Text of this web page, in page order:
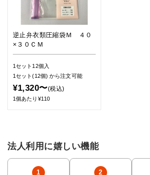
逆止弁衣類圧縮袋Ｍ ４０
×３０ＣＭ
1セット12個入
1セット(12個)から注文可能
¥1,320〜(税込)
1個あたり¥110
法人利用に嬉しい機能